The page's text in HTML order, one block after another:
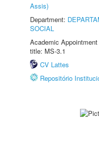
Assis)
Department:
SOCIAL
Academic
title: MS-3.1
CV Lattes
Repositório